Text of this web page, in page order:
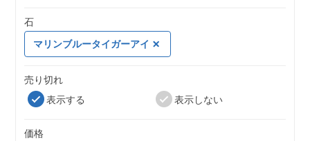
石
マリンブルータイガーアイ
売り切れ
表示する
表示しない
価格